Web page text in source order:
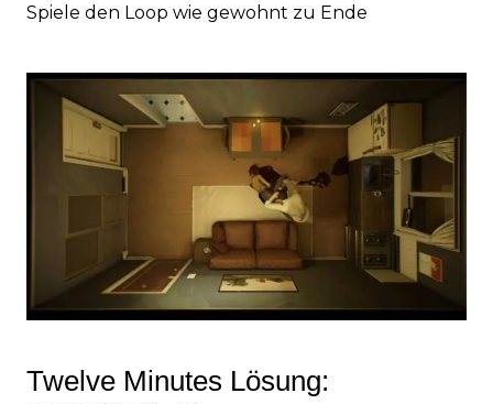
Spiele den Loop wie gewohnt zu Ende
Twelve Minutes Lösung: